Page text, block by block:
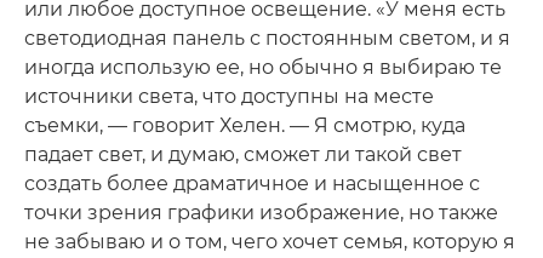
или любое доступное освещение. «У меня есть
светодиодная панель с постоянным светом, и я
иногда использую ее, но обычно я выбираю те
источники света, что доступны на месте
съемки, — говорит Хелен. — Я смотрю, куда
падает свет, и думаю, сможет ли такой свет
создать более драматичное и насыщенное с
точки зрения графики изображение, но также
не забываю и о том, чего хочет семья, которую я